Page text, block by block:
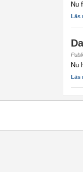
Nu
Läs
Nu
Läs